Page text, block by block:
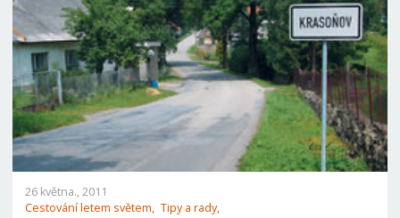
26 května., 2011
Cestování letem světem, Tipy a rady,